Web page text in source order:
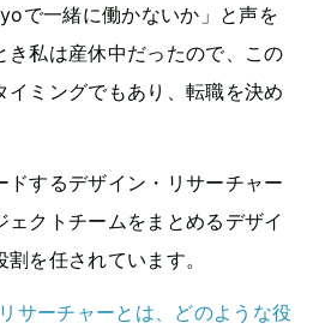
で一緒に働かないか」と声を
き私は産休中だったので、この
イミングでもあり、転職を決め
するデザイン・リサーチャー
クトチームをまとめるデザイ
を任されています。
サーチャーとは、どのような役